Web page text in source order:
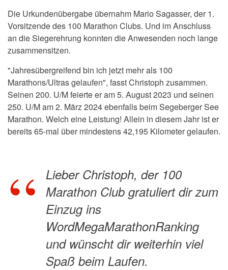
Die Urkundenübergabe übernahm Mario Sagasser, der 1.
Vorsitzende des 100 Marathon Clubs. Und im Anschluss
an die Siegerehrung konnten die Anwesenden noch lange
zusammensitzen.
"Jahresübergreifend bin ich jetzt mehr als 100
Marathons/Ultras gelaufen", fasstChristoph zusammen.
Seinen 200. U/M feierte er am 5. August 2023 und seinen
250. U/Mam 2. März 2024 ebenfalls beimSegeberger See
Marathon. Welch eine Leistung! Allein in diesem Jahr ist er
bereits 65-mal über mindestens 42,195 Kilometer gelaufen.
Lieber Christoph, der 100
Marathon Club gratuliert dir zum
Einzug ins
WordMegaMarathonRanking
und wünscht dir weiterhin viel
Spaß beim Laufen.